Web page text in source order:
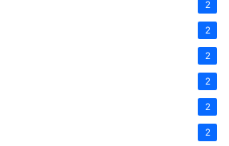
2
2
2
2
2
2